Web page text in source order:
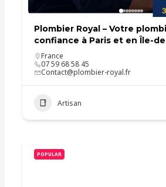
Plombier Royal – Votre
confiance à Paris et en Île-
France
07 59 68 58 45
Contact@plombier-royal.fr
Artisan
POPULAR